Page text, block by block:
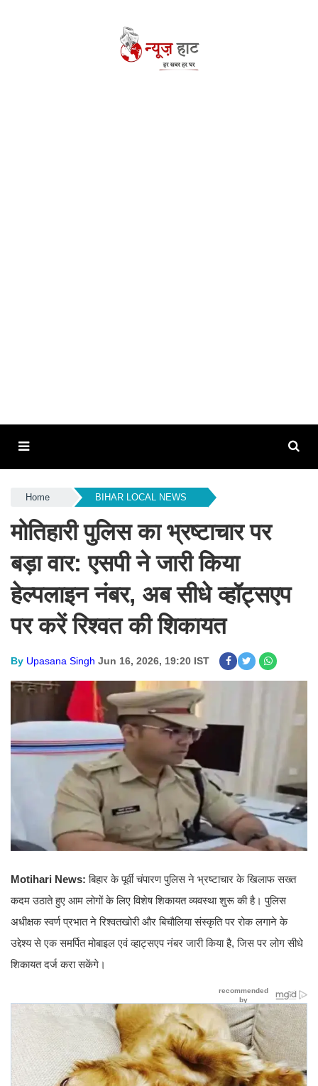
Home BIHAR LOCAL NEWS
मोतिहारी पुलिस का भ्रष्टाचार पर
बड़ा वार: एसपी ने जारी किया
हेल्पलाइन नंबर, अब सीधे व्हॉट्सएप
पर करें रिश्वत की शिकायत
By Upasana Singh Jun 16, 2026, 19:20 IST
Motihari News:बिहार के पूर्वी चंपारण पुलिस ने भ्रष्टाचार के खिलाफ सख्त
कदम उठाते हुए आम लोगों के लिए विशेष शिकायत व्यवस्था शुरू की है। पुलिस
अधीक्षक स्वर्ण प्रभात ने रिश्वतखोरी और बिचौलिया संस्कृति पर रोक लगाने के
उद्देश्य से एक समर्पित मोबाइल एवं व्हाट्सएप नंबर जारी किया है, जिस पर लोग सीधे
शिकायत दर्ज करा सकेंगे।